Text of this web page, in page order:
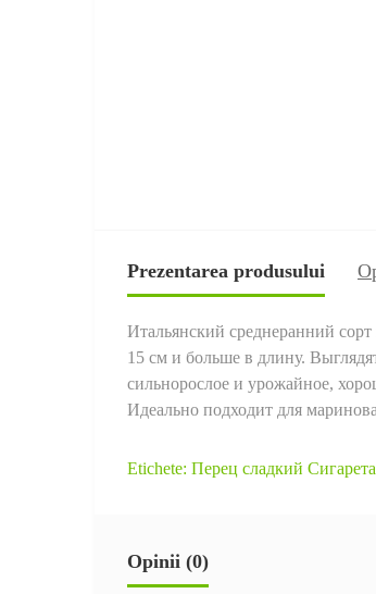
Prezentarea produsului
Итальянский среднеранний
15 см и больше в длину.
сильнорослое и урожайное,
Идеально подходит для
Etichete: Перец сладкий
Opinii (0)